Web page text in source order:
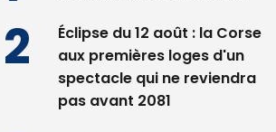
Éclipse du 12 août : la Corse
aux premières loges d'un
spectacle qui ne reviendra
pas avant 2081